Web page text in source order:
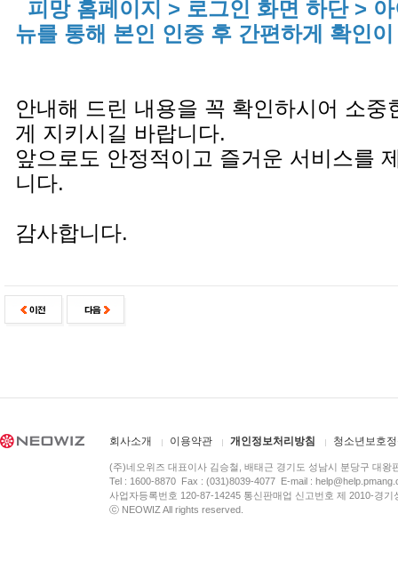
피망 홈페이지 > 로그인 화면 하단 >
뉴를 통해 본인 인증 후 간편하게 확인
안내해 드린 내용을 꼭 확인하시어 소중
게 지키시길 바랍니다.
앞으로도 안정적이고 즐거운 서비스를
니다.
감사합니다.
회사소개 이용약관 개인정보처리방침 청소년보호
(주)네오위즈 대표이사 김승철, 배태근 경기도 성남시 분당구 대왕
Tel : 1600-8870 Fax : (031)8039-4077 E-mail :
사업자등록번호 120-87-14245 통신판매업 신고번호 제 2010-경
ⓒ NEOWIZ All rights reserved.